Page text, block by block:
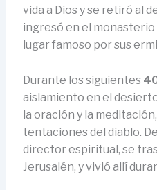
vida a Dios y se retiró al
ingresó en el monasterio
lugar famoso por sus
Durante los siguientes
aislamiento en el
la oración y la
tentaciones del diablo.
director espiritual, se
Jerusalén, y vivió allí